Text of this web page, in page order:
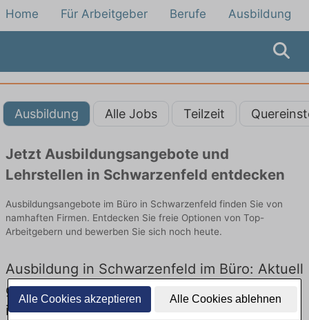
Alle Cookies akzeptieren Alle Cookies ablehnen
Home Für Arbeitgeber Berufe Ausbildung
Ausbildung Alle Jobs Teilzeit
Jetzt Ausbildungsangebote und
Lehrstellen in Schwarzenfeld entdecken
Ausbildungsangebote im Büro in Schwarzenfeld finden Sie von
namhaften Firmen. Entdecken Sie freie Optionen von Top-
Arbeitgebern und bewerben Sie sich noch heute.
Ausbildung in Schwarzenfeld im Büro: Aktuell
gibt es keine Stellenangebote für Ausbildung
in Schwarzenfeld